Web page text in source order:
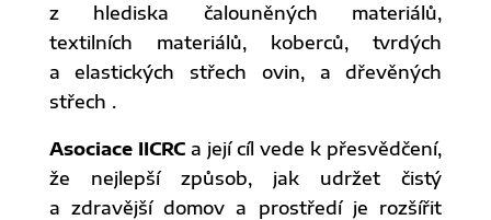
z hlediska čalouněných materiálů,
textilních materiálů, koberců, tvrdých
a elastických střech ovin, a dřevěných
střech .
Asociace IICRCa její cíl vede k přesvědčení,
že nejlepší způsob, jak udržet čistý
a zdravější domov a prostředí je rozšířit